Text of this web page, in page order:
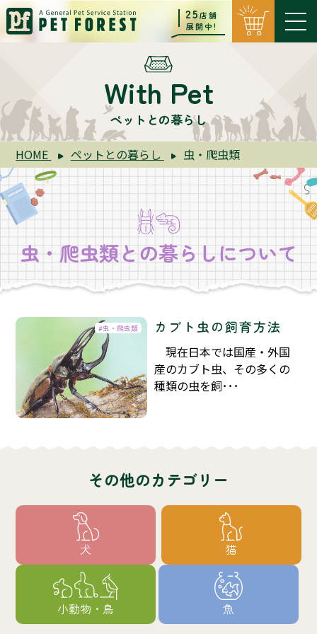
25店舗
展開中!
With Pet
ペットとの暮らし
HOME ペットとの暮らし 虫・爬虫類
虫・爬虫類との暮らしについて
虫・爬虫類 カブト虫の飼育方法
現在日本では国産・外国
産のカブト虫、その多くの
種類の虫を飼･･･
その他のカテゴリー
犬 猫
小動物・鳥 魚